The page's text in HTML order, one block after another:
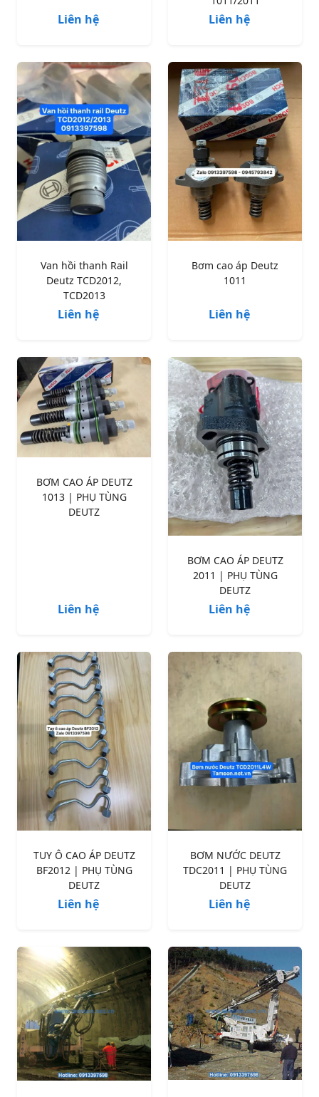
Liên hệ Liên hệ
Van hồi thanh Rail
Deutz TCD2012,
TCD2013
Liên hệ
Bơm cao áp Deutz
1011
Liên hệ
BƠM CAO ÁP DEUTZ
1013 | PHỤ TÙNG
DEUTZ
Liên hệ
BƠM CAO ÁP DEUTZ
2011 | PHỤ TÙNG
DEUTZ
Liên hệ
TUY Ô CAO ÁP DEUTZ
BF2012 | PHỤ TÙNG
DEUTZ
Liên hệ
BƠM NƯỚC DEUTZ
TDC2011 | PHỤ TÙNG
DEUTZ
Liên hệ